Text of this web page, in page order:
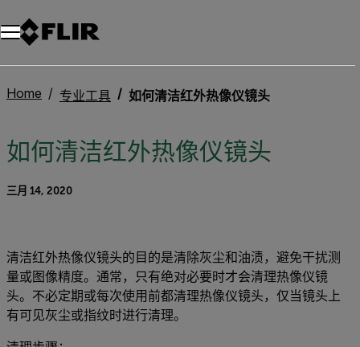
Home 专业工具 如何清洁红外热像仪镜头
如何清洁红外热像仪镜头
三月 14, 2020
清洁红外热像仪镜头的目的是清除灰尘和油渍，避免干扰测
量或图像精度。通常，只有绝对必要时才会清理热像仪镜
头。不必定期或每次使用前都清理热像仪镜头，仅当镜头上
有可见灰尘或指纹时进行清理。